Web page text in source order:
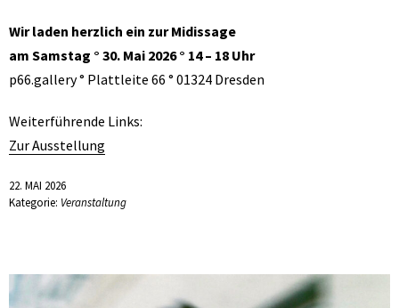
Wir laden herzlich ein zur Midissage
am Samstag ° 30. Mai 2026 ° 14 – 18 Uhr
p66.gallery ° Plattleite 66 ° 01324 Dresden
Weiterführende Links:
Zur Ausstellung
22. MAI 2026
Kategorie: Veranstaltung